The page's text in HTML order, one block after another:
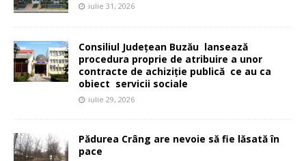
iulie 31, 2026
Consiliul Județean Buzău lansează
procedura proprie de atribuire a unor
contracte de achiziție publică ce au ca
obiect servicii sociale
iulie 29, 2026
Pădurea Crâng are nevoie să fie lăsată în
pace